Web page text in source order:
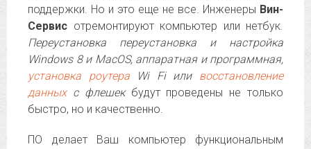
поддержки. Но и это еще не все. Инженеры Вин-
Сервис отремонтируют компьютер или нетбук.
Переустановка переустановка и настройка
Windows 8 и MacOS, аппаратная и программная,
установка роутераWi Fi или восстановление
данныхс флешекбудут проведены не только
быстро, но и качественно.
ПО делает Ваш компьютер функциональным